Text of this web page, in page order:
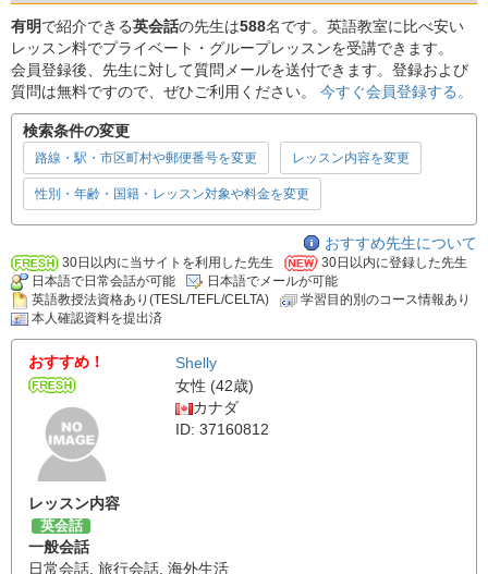
有明で紹介できる英会話の先生は588名です。英語教室に比べ安い
レッスン料でプライベート・グループレッスンを受講できます。
会員登録後、先生に対して質問メールを送付できます。登録および
質問は無料ですので、ぜひご利用ください。 今すぐ会員登録する。
検索条件の変更
路線・駅・市区町村や郵便番号を変更 レッスン内容を変更
性別・年齢・国籍・レッスン対象や料金を変更
おすすめ先生について
30日以内に当サイトを利用した先生
30日以内に登録した先生
日本語で日常会話が可能
日本語でメールが可能
英語教授法資格あり(TESL/TEFL/CELTA)
学習目的別のコース情報あり
本人確認資料を提出済
おすすめ！
Shelly
女性 (42歳)
カナダ
ID: 37160812
レッスン内容
英会話
一般会話
日常会話, 旅行会話, 海外生活